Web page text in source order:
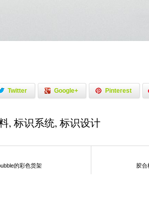
Twitter Google+ Pinterest
, 标识系统, 标识设计
的彩色货架 胶